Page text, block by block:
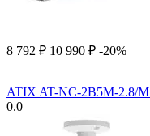
8 792 ₽ 10 990 ₽ -20%
ATIX AT-NC-2B5M-2.8/
0.0